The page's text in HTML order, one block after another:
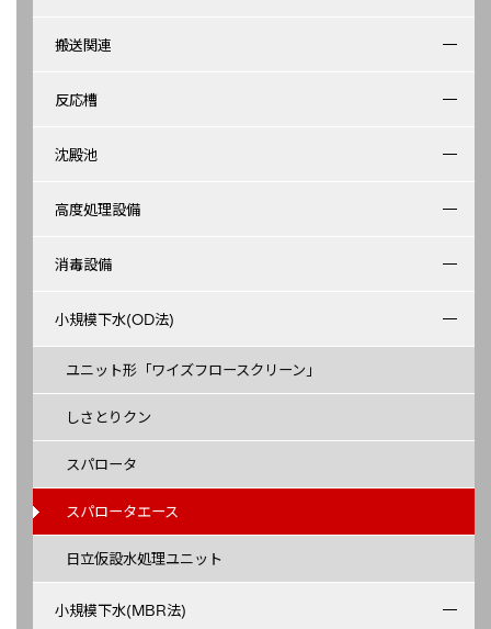
搬送関連
反応槽
沈殿池
高度処理設備
消毒設備
小規模下水(OD法)
ユニット形「ワイズフロースクリーン」
しさとりクン
スパロータ
スパロータエース
日立仮設水処理ユニット
小規模下水(MBR法)